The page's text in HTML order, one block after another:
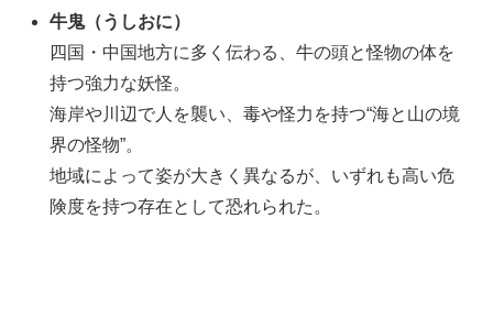
牛鬼（うしおに）
四国・中国地方に多く伝わる、牛の頭と怪物の体を
持つ強力な妖怪。
海岸や川辺で人を襲い、毒や怪力を持つ“海と山の境
界の怪物”。
地域によって姿が大きく異なるが、いずれも高い危
険度を持つ存在として恐れられた。